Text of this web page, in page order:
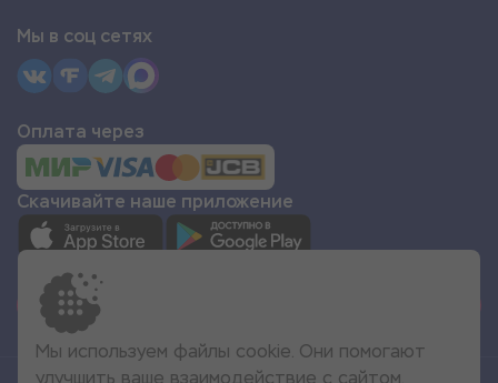
Мы в соц сетях
Оплата через
Скачивайте наше приложение
Мы используем файлы cookie. Они помогают
улучшить ваше взаимодействие с сайтом.